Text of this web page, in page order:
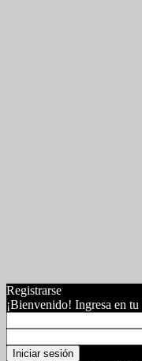
Registrarse
¡Bienvenido! Ingresa en tu